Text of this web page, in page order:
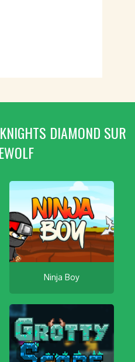
DIAMOND SUR
Ninja Boy